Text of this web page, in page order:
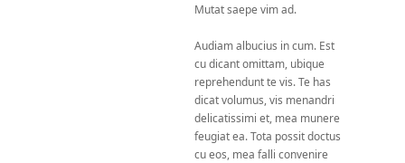
Mutat saepe vim ad.
Audiam albucius in cum. Est
cu dicant omittam, ubique
reprehendunt te vis. Te has
dicat volumus, vis menandri
delicatissimi et, mea munere
feugiat ea. Tota possit doctus
cu eos, mea falli convenire